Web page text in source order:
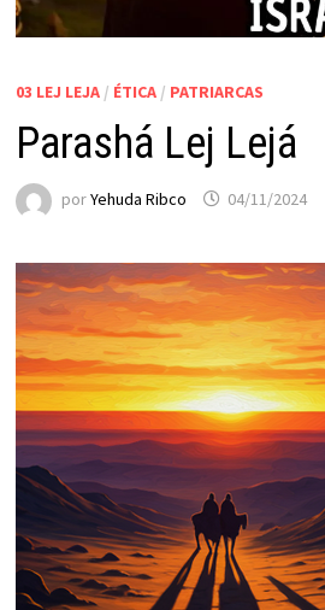
03 LEJ LEJA/ ÉTICA/ PATRIARCAS
Parashá Lej Lejá
porYehuda Ribco 04/11/2024